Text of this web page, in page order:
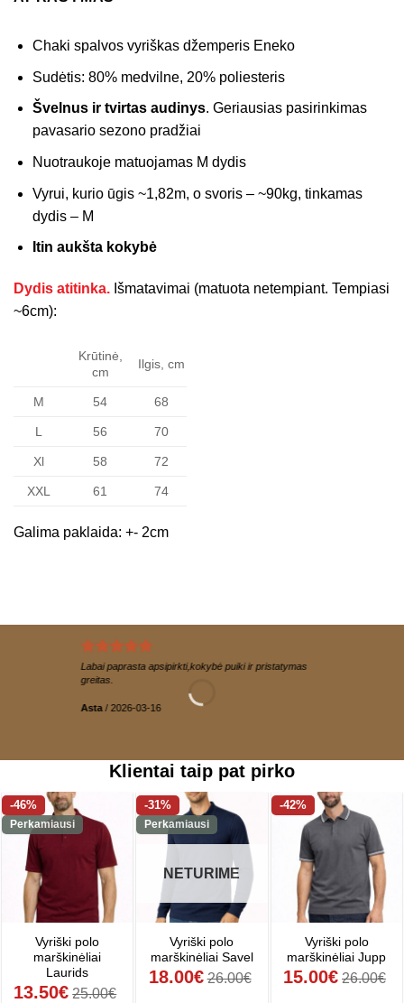
Chaki spalvos vyriškas džemperis Eneko
Sudėtis: 80% medvilne, 20% poliesteris
Švelnus ir tvirtas audinys. Geriausias pasirinkimas
pavasario sezono pradžiai
Nuotraukoje matuojamas M dydis
Vyrui, kurio ūgis ~1,82m, o svoris – ~90kg, tinkamas
dydis – M
Itin aukšta kokybė
Dydis atitinka. Išmatavimai (matuota netempiant. Tempiasi
~6cm):
Krūtinė,
cm
Ilgis, cm
M 54 68
L 56 70
Xl 58 72
XXL 61 74
Galima paklaida: +- 2cm
Labai paprasta apsipirkti,kokybė puiki ir pristatymas
greitas.
Asta / 2026-03-16
Klientai taip pat pirko
-46%
Perkamiausi
Vyriški polo
marškinėliai
Laurids
13.50€ 25.00€
-31%
Perkamiausi
NETURIME
Vyriški polo
marškinėliai Savel
18.00€ 26.00€
-42%
Vyriški polo
marškinėliai Jupp
15.00€ 26.00€